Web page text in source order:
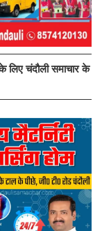
चंदौली समाचार के